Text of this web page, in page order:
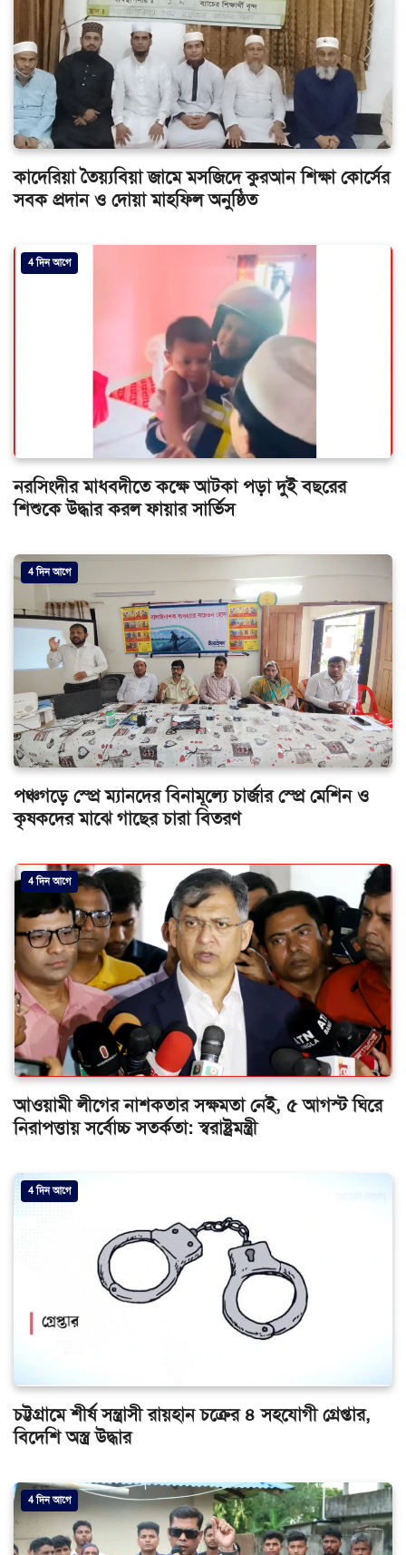
কাদেরিয়া তৈয়্যবিয়া জামে মসজিদে কুরআন শিক্ষা কোর্সের
সবক প্রদান ও দোয়া মাহফিল অনুষ্ঠিত
4 দিন আগে
নরসিংদীর মাধবদীতে কক্ষে আটকা পড়া দুই বছরের
শিশুকে উদ্ধার করল ফায়ার সার্ভিস
4 দিন আগে
পঞ্চগড়ে স্প্রে ম্যানদের বিনামূল্যে চার্জার স্প্রে মেশিন ও
কৃষকদের মাঝে গাছের চারা বিতরণ
4 দিন আগে
আওয়ামী লীগের নাশকতার সক্ষমতা নেই, ৫ আগস্ট ঘিরে
নিরাপত্তায় সর্বোচ্চ সতর্কতা: স্বরাষ্ট্রমন্ত্রী
4 দিন আগে
চট্টগ্রামে শীর্ষ সন্ত্রাসী রায়হান চক্রের ৪ সহযোগী গ্রেপ্তার,
বিদেশি অস্ত্র উদ্ধার
4 দিন আগে